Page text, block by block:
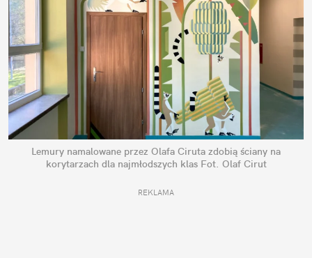
Lemury namalowane przez Olafa Ciruta zdobią ściany na
korytarzach dla najmłodszych klas Fot. Olaf Cirut
REKLAMA